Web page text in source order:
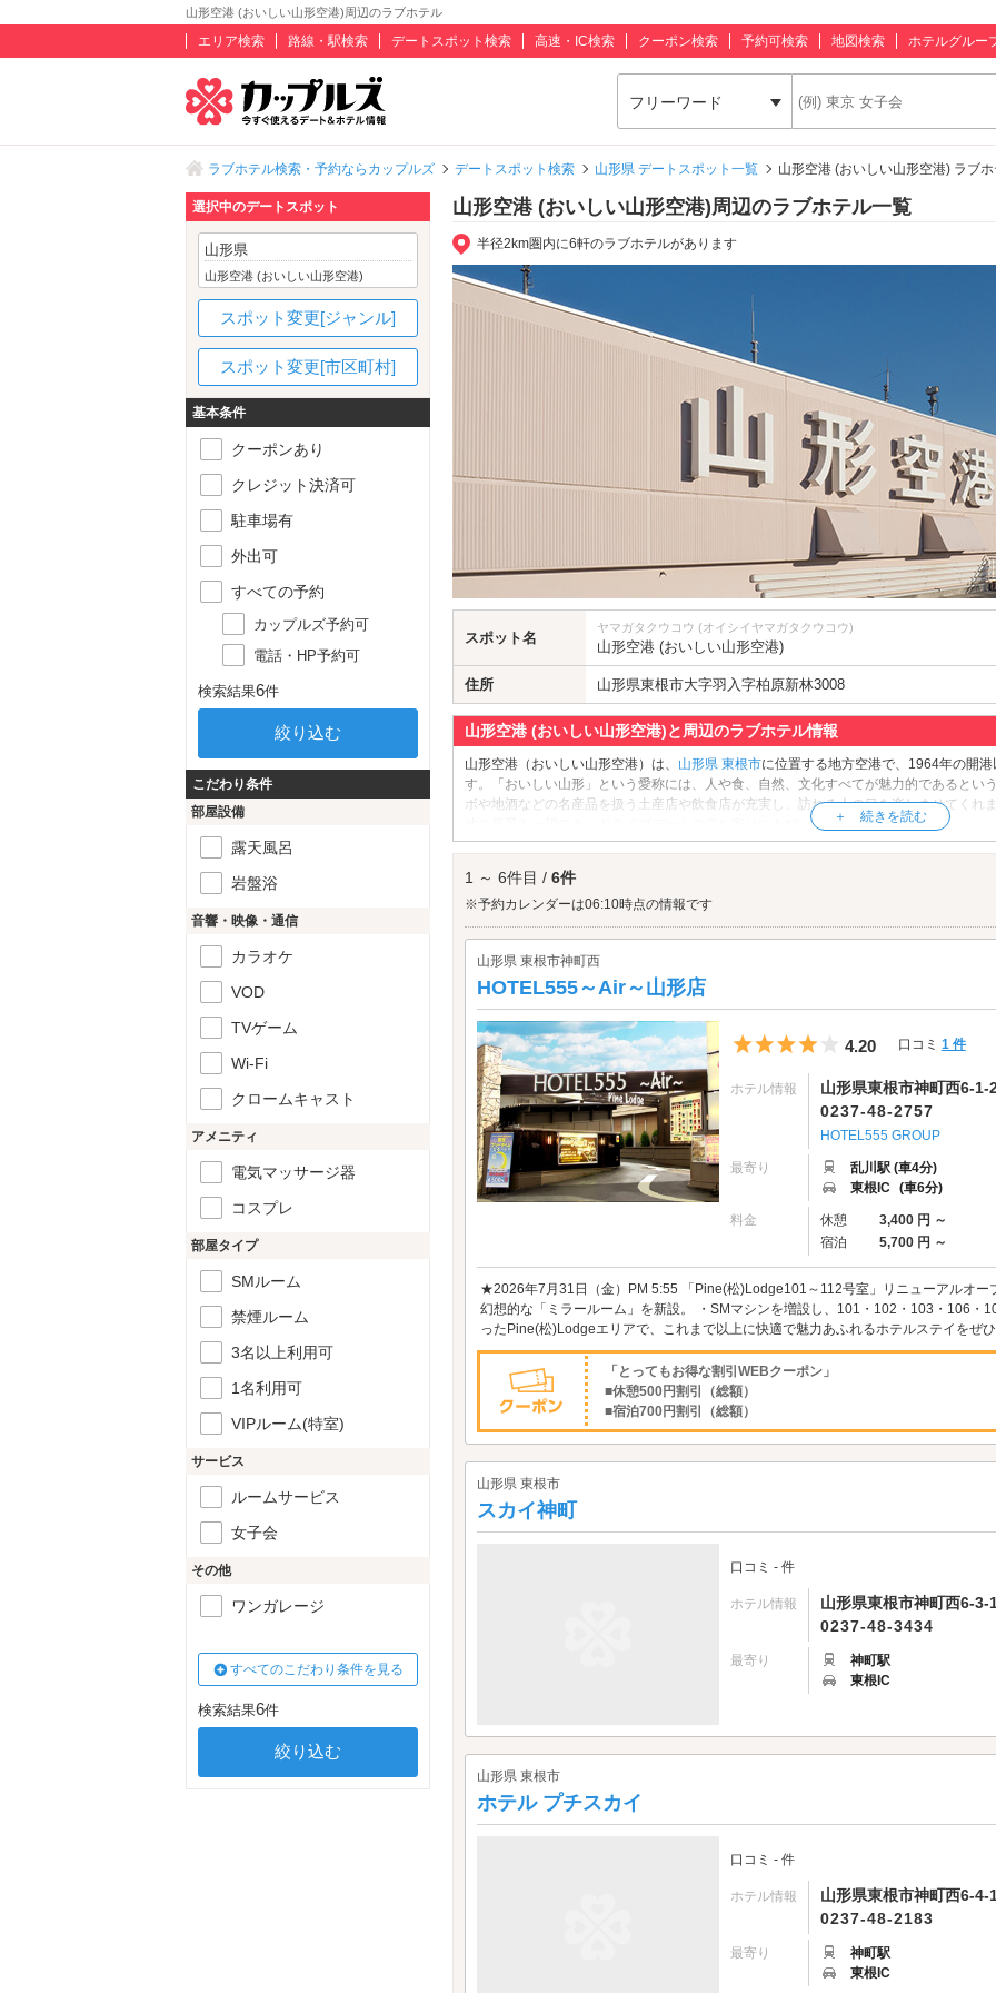
山形空港 (おいしい山形空港)周辺のラブホテル
エリア検索 路線・駅検索 デートスポット検索 高速・IC検索 クーポン検索 予約可検索 地図検索 ホテルグルー
フリーワード
ラブホテル検索・予約ならカップルズ デートスポット検索 山形県 デートスポット一覧 山形空港 (おいしい山形空港) ラブ
山形空港 (おいしい山形空港)周辺のラブホテル一覧
半径2km圏内に6軒のラブホテルがあります
スポット名
ヤマガタクウコウ (オイシイヤマガタクウコウ)
山形空港 (おいしい山形空港)
住所 山形県東根市大字羽入字柏原新林3008
山形空港 (おいしい山形空港)と周辺のラブホテル情報
山形空港（おいしい山形空港）は、 山形県 東根市に位置する地方空港で、1964年の開
す。「おいしい山形」という愛称には、人や食、自然、文化すべてが魅力的であるとい
ボや地酒などの名産品を扱う土産店や飲食店が充実し、訪れる人の目を楽しませてくれ
地の風景も一望でき、ドライブデートの立ち寄りにもぴったりなスポットです。
山形空港（おいしい山形空港）へは、東根・山形空港エリアのラブホテルからもアクセ
1 ～ 6件目 / 6件
※予約カレンダーは06:10時点の情報です
山形県 東根市神町西
HOTEL555～Air～山形店
5つ星のうち4
4.20 口コミ 1 件
ホテル情報
山形県東根市神町西6-1-
0237-48-2757
HOTEL555 GROUP
最寄り
乱川駅 (車4分)
東根IC (車6分)
料金 休憩
3,400 円 ～
宿泊
5,700 円 ～
★2026年7月31日（金）PM 5:55 「Pine(松)Lodge101～112号室」リニューアルオー
幻想的な「ミラールーム」を新設。 ・SMマシンを増設し、101・102・103・106・
ったPine(松)Lodgeエリアで、これまで以上に快適で魅力あふれるホテルステイをぜ
「とってもお得な割引WEBクーポン」
■休憩500円割引（総額）
■宿泊700円割引（総額）
山形県 東根市
スカイ神町
口コミ - 件
ホテル情報
山形県東根市神町西6-3-
0237-48-3434
最寄り
神町駅
東根IC
山形県 東根市
ホテル プチスカイ
口コミ - 件
ホテル情報
山形県東根市神町西6-4-
0237-48-2183
最寄り
神町駅
東根IC
選択中のデートスポット
山形県
山形空港 (おいしい山形空港)
スポット変更[ジャンル]
スポット変更[市区町村]
基本条件
クーポンあり
クレジット決済可
駐車場有
外出可
すべての予約
カップルズ予約可
電話・HP予約可
検索結果6件
こだわり条件
部屋設備
露天風呂
岩盤浴
音響・映像・通信
カラオケ
VOD
TVゲーム
Wi-Fi
クロームキャスト
アメニティ
電気マッサージ器
コスプレ
部屋タイプ
SMルーム
禁煙ルーム
3名以上利用可
1名利用可
VIPルーム(特室)
サービス
ルームサービス
女子会
その他
ワンガレージ
すべてのこだわり条件を見る
検索結果6件